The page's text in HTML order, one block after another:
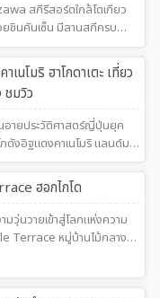
สกีรีสอร์ตใกล้โตเกียว
ยชินคันเซ็น มีลานสกีครบ
ณ์สะดวก เหมาะกับทริปหิมะ 1
กค้าง
เนโมริ ฮาโกดาเตะ เที่ยว
มวิว
ายประวัติศาสตร์ญี่ปุ่นยุค
กดังอิฐแดงคาเนโมริ แลนด์มาร์
อ่าวฮาโกดาเตะ ในจังหวัด
ด้วยร้านค้า คาเฟ่ และ
คที่ชวนให้หลงใหล เหมาะกับ
อปปิ้ง และเดินเล่นท่ามกลาง
สสิก
ฮอกไกโด
มวุ่นวายเข้าสู่โลกแห่งความ
Terrace หมู่บ้านไม้กลางป่า
กงานฝีมือ แสงไฟ และ
แท้ ท่ามกลางหิมะหรือใบไม้